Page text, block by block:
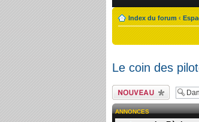
Index du forum ‹
Le coin des
Ecrire un nouveau
sujet
ANNONCES